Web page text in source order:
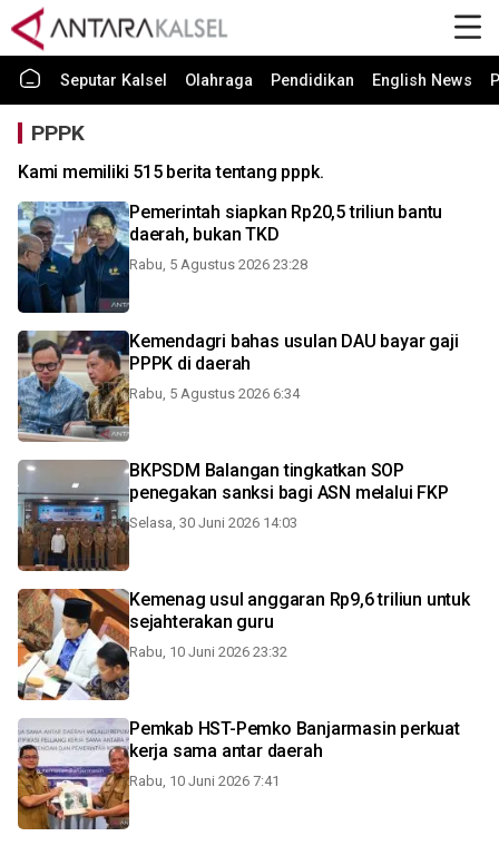
Seputar Kalsel Olahraga Pendidikan English News
PPPK
Kami memiliki 515 berita tentang pppk.
Pemerintah siapkan Rp20,5 triliun bantu
daerah, bukan TKD
Rabu, 5 Agustus 2026 23:28
Kemendagri bahas usulan DAU bayar gaji
PPPK di daerah
Rabu, 5 Agustus 2026 6:34
BKPSDM Balangan tingkatkan SOP
penegakan sanksi bagi ASN melalui FKP
Selasa, 30 Juni 2026 14:03
Kemenag usul anggaran Rp9,6 triliun untuk
sejahterakan guru
Rabu, 10 Juni 2026 23:32
Pemkab HST-Pemko Banjarmasin perkuat
kerja sama antar daerah
Rabu, 10 Juni 2026 7:41